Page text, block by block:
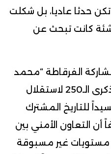
تكن حدثا عاديا، بل شكلت
كانت تبحث عن
الفرقاطة “محمد
السادس” في الاحتفال بالذكرى الـ250 لاستقلال
للتاريخ المشترك
أن التعاون الأمني بين
مستويات غير مسبوقة